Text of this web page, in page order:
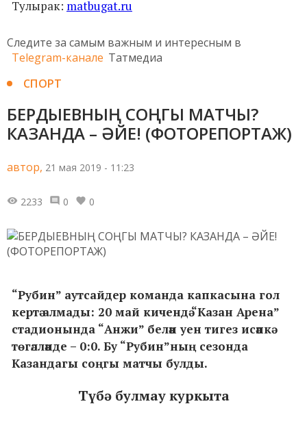
Тулырак: matbugat.ru
Следите за самым важным и интересным в
Telegram-канале Татмедиа
СПОРТ
БЕРДЫЕВНЫҢ СОҢГЫ МАТЧЫ?
КАЗАНДА – ӘЙЕ! (ФОТОРЕПОРТАЖ)
автор, 21 мая 2019 - 11:23
2233 0 0
“Рубин” аутсайдер команда капкасына гол
кертә алмады: 20 май кичендә “Казан Арена”
стадионында “Анжи” белән уен тигез исәпкә
төгәлләнде – 0:0. Бу “Рубин”ның сезонда
Казандагы соңгы матчы булды.
Түбә булмау куркыта